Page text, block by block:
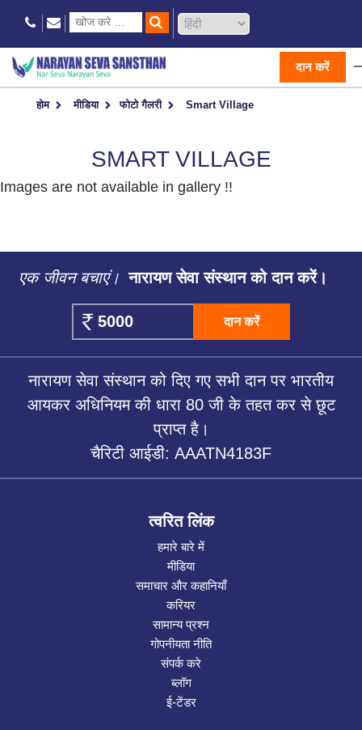
दान करें
होम मीडिया फोटो गैलरी Smart Village
SMART VILLAGE
Images are not available in gallery !!
एक जीवन बचाएं। नारायण सेवा संस्थान को दान करें।
दान करें
नारायण सेवा संस्थान को दिए गए सभी दान पर भारतीय
आयकर अधिनियम की धारा 80 जी के तहत कर से छूट
प्राप्त है।
चैरिटी आईडी: AAATN4183F
त्वरित लिंक
हमारे बारे में
मीडिया
समाचार और कहानियाँ
करियर
सामान्य प्रश्न
गोपनीयता नीति
संपर्क करे
ब्लॉग
ई-टेंडर